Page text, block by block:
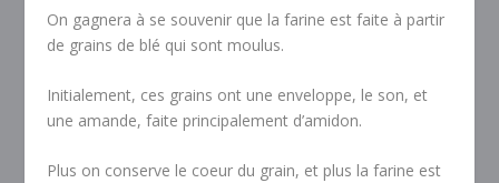
On gagnera à se souvenir que la farine est faite à partir
de grains de blé qui sont moulus.
Initialement, ces grains ont une enveloppe, le son, et
une amande, faite principalement d’amidon.
Plus on conserve le coeur du grain, et plus la farine est